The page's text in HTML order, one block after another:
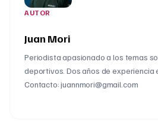
AUTOR
Juan Mori
Periodista apasionado a los temas
deportivos. Dos años de experiencia
Contacto: juannmori@gmail.com